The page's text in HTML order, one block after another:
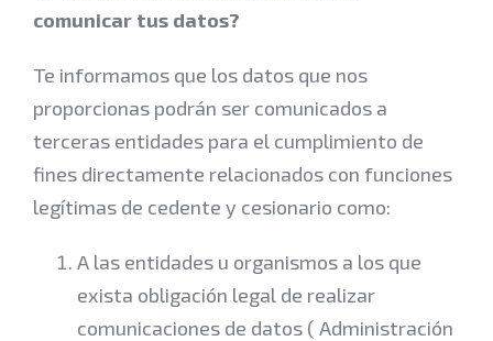
comunicar tus datos?
Te informamos que los datos que nos
proporcionas podrán ser comunicados a
terceras entidades para el cumplimiento de
fines directamente relacionados con funciones
legítimas de cedente y cesionario como:
A las entidades u organismos a los que
exista obligación legal de realizar
comunicaciones de datos ( Administración